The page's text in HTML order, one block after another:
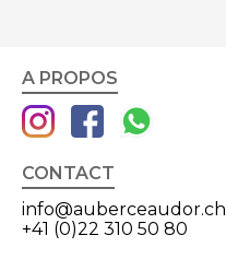
A PROPOS
CONTACT
info@auberceaudor.ch
+41 (0)22 310 50 80